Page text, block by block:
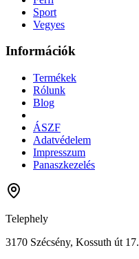
Sport
Vegyes
Információk
Termékek
Rólunk
Blog
ÁSZF
Adatvédelem
Impresszum
Panaszkezelés
Telephely
3170 Szécsény, Kossuth út 17.